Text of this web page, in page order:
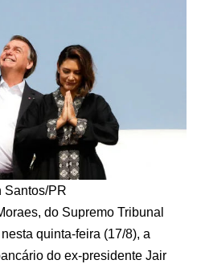
Santos/PR
do Supremo Tribunal
quinta-feira (17/8), a
do ex-presidente Jair